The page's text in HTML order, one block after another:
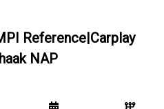
Reference|Carplay
NAP